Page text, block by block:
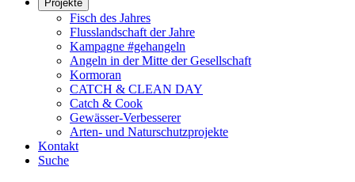
Projekte
Fisch des Jahres
Flusslandschaft der Jahre
Kampagne #gehangeln
Angeln in der Mitte der Gesellschaft
Kormoran
CATCH & CLEAN DAY
Catch & Cook
Gewässer-Verbesserer
Arten- und Naturschutzprojekte
Kontakt
Suche